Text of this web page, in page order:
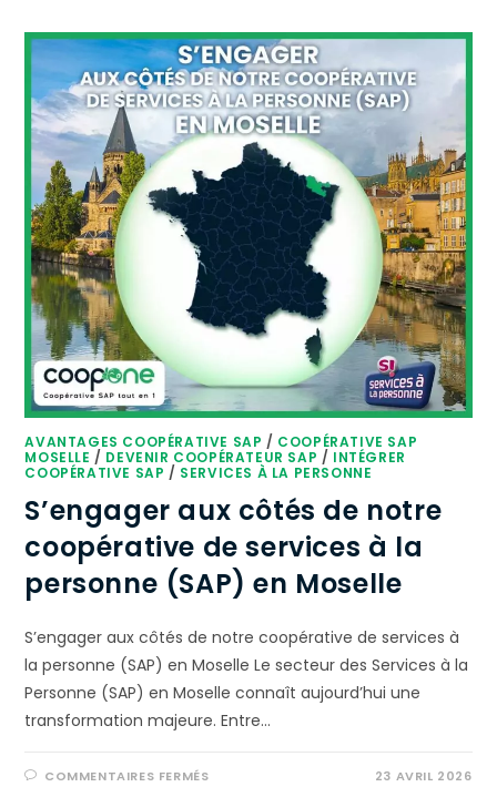
AVANTAGES COOPÉRATIVE SAP / COOPÉRATIVE SAP
MOSELLE / DEVENIR COOPÉRATEUR SAP / INTÉGRER
COOPÉRATIVE SAP / SERVICES À LA PERSONNE
S’engager aux côtés de notre
coopérative de services à la
personne (SAP) en Moselle
S’engager aux côtés de notre coopérative de services à
la personne (SAP) en Moselle Le secteur des Services à la
Personne (SAP) en Moselle connaît aujourd’hui une
transformation majeure. Entre…
COMMENTAIRES FERMÉS 23 AVRIL 2026